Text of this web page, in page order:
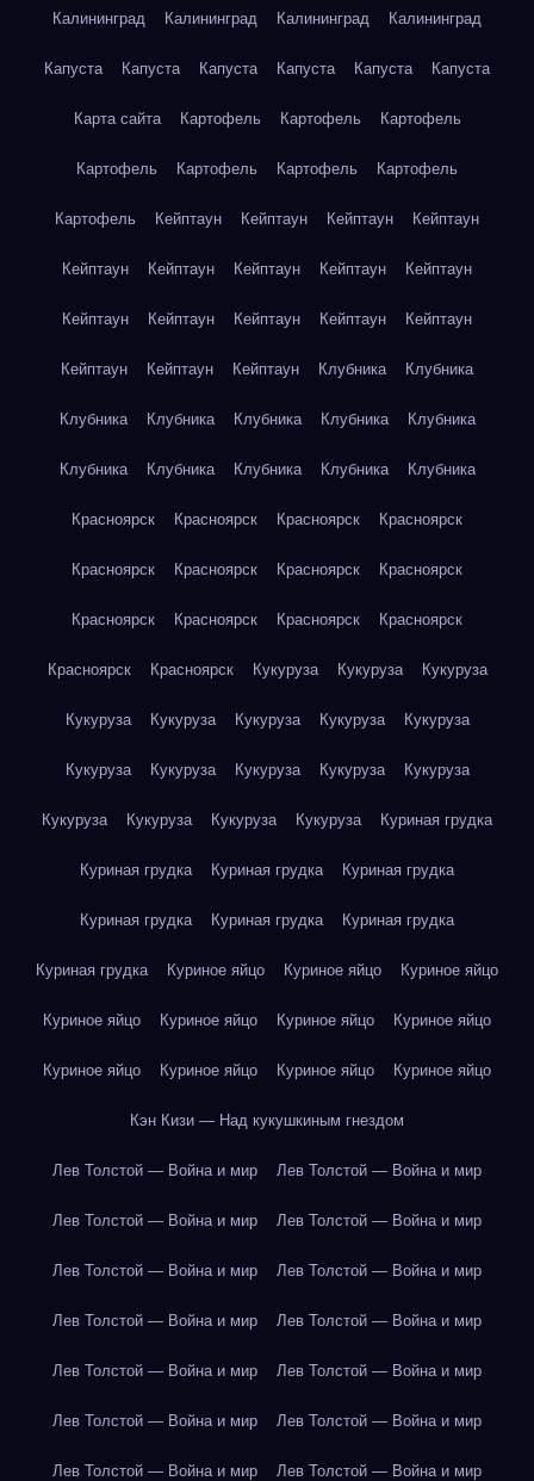
Калининград Калининград Калининград Калининград
Капуста Капуста Капуста Капуста Капуста Капуста
Карта сайта Картофель Картофель Картофель
Картофель Картофель Картофель Картофель
Картофель Кейптаун Кейптаун Кейптаун Кейптаун
Кейптаун Кейптаун Кейптаун Кейптаун Кейптаун
Кейптаун Кейптаун Кейптаун Кейптаун Кейптаун
Кейптаун Кейптаун Кейптаун Клубника Клубника
Клубника Клубника Клубника Клубника Клубника
Клубника Клубника Клубника Клубника Клубника
Красноярск Красноярск Красноярск Красноярск
Красноярск Красноярск Красноярск Красноярск
Красноярск Красноярск Красноярск Красноярск
Красноярск Красноярск Кукуруза Кукуруза Кукуруза
Кукуруза Кукуруза Кукуруза Кукуруза Кукуруза
Кукуруза Кукуруза Кукуруза Кукуруза Кукуруза
Кукуруза Кукуруза Кукуруза Кукуруза Куриная грудка
Куриная грудка Куриная грудка Куриная грудка
Куриная грудка Куриная грудка Куриная грудка
Куриная грудка Куриное яйцо Куриное яйцо Куриное яйцо
Куриное яйцо Куриное яйцо Куриное яйцо Куриное яйцо
Куриное яйцо Куриное яйцо Куриное яйцо Куриное яйцо
Кэн Кизи — Над кукушкиным гнездом
Лев Толстой — Война и мир Лев Толстой — Война и мир
Лев Толстой — Война и мир Лев Толстой — Война и мир
Лев Толстой — Война и мир Лев Толстой — Война и мир
Лев Толстой — Война и мир Лев Толстой — Война и мир
Лев Толстой — Война и мир Лев Толстой — Война и мир
Лев Толстой — Война и мир Лев Толстой — Война и мир
Лев Толстой — Война и мир Лев Толстой — Война и мир